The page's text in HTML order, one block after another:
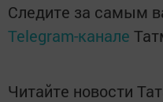
Следите за самым
Telegram-канале
Читайте новости